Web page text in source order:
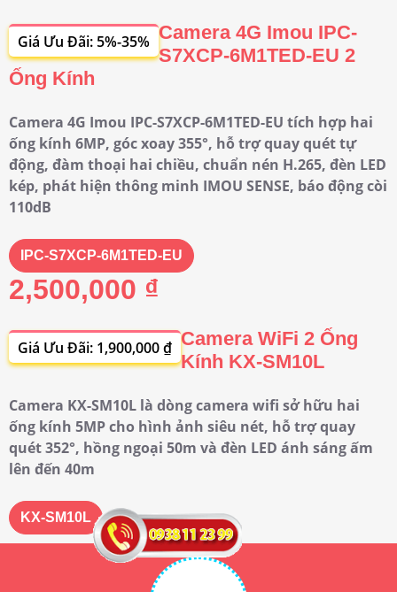
Giá Ưu Đãi: 5%-35% Camera 4G Imou IPC-
S7XCP-6M1TED-EU 2
Ống Kính
Camera 4G Imou IPC-S7XCP-6M1TED-EU tích hợp hai
ống kính 6MP, góc xoay 355°, hỗ trợ quay quét tự
động, đàm thoại hai chiều, chuẩn nén H.265, đèn LED
kép, phát hiện thông minh IMOU SENSE, báo động còi
110dB
IPC-S7XCP-6M1TED-EU
2,500,000 ₫
Giá Ưu Đãi: 1,900,000 ₫ Camera WiFi 2 Ống
Kính KX-SM10L
Camera KX-SM10L là dòng camera wifi sở hữu hai
ống kính 5MP cho hình ảnh siêu nét, hỗ trợ quay
quét 352°, hồng ngoại 50m và đèn LED ánh sáng ấm
lên đến 40m
KX-SM10L